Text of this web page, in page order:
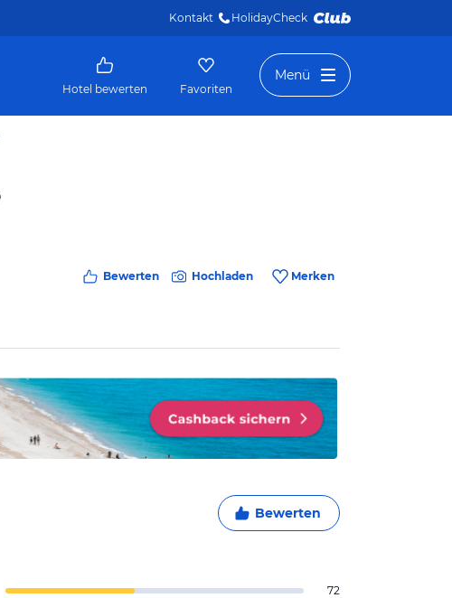
Kontakt HolidayCheck
Hotel bewerten Favoriten
Menü
Bewerten Hochladen Merken
Bewerten
72